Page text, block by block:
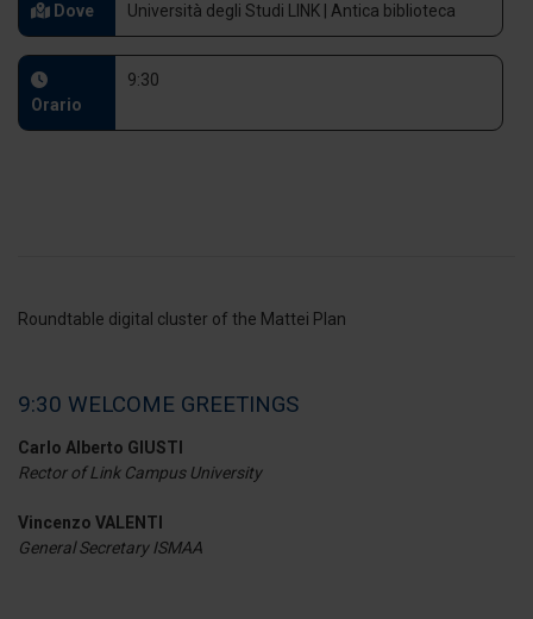
Dove Università degli Studi LINK | Antica biblioteca
Orario
9:30
Roundtable digital cluster of the Mattei Plan
9:30 WELCOME GREETINGS
Carlo Alberto GIUSTI
Rector of Link Campus University
Vincenzo VALENTI
General Secretary ISMAA